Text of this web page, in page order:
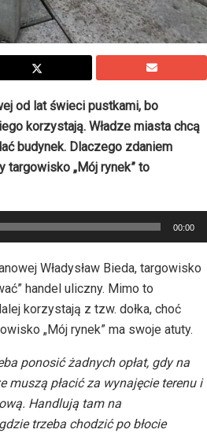
od lat świeci pustkami, bo
korzystają. Władze miasta chcą
budynek. Dlaczego zdaniem
targowisko „Mój rynek” to
00:00
Władysław Bieda, targowisko
handel uliczny. Mimo to
korzystają z tzw. dołka, choć
„Mój rynek” ma swoje atuty.
ponosić żadnych opłat, gdy na
muszą płacić za wynajęcie terenu i
Handlują tam na
trzeba chodzić po błocie